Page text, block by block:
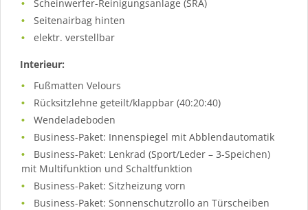
Scheinwerfer-Reinigungsanlage (SRA)
Seitenairbag hinten
elektr. verstellbar
Interieur:
Fußmatten Velours
Rücksitzlehne geteilt/klappbar (40:20:40)
Wendeladeboden
Business-Paket: Innenspiegel mit Abblendautomatik
Business-Paket: Lenkrad (Sport/Leder – 3-Speichen)
mit Multifunktion und Schaltfunktion
Business-Paket: Sitzheizung vorn
Business-Paket: Sonnenschutzrollo an Türscheiben